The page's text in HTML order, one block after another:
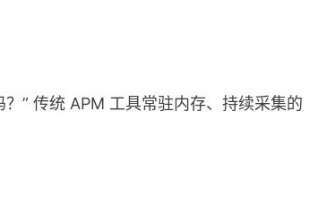
” 传统 APM 工具常驻内存、持续采集的